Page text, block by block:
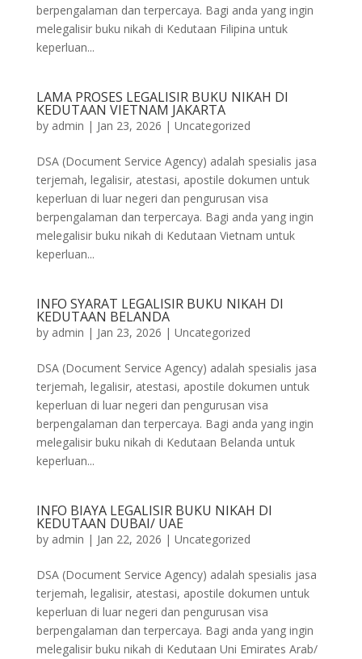
berpengalaman dan terpercaya. Bagi anda yang ingin
melegalisir buku nikah di Kedutaan Filipina untuk
keperluan...
LAMA PROSES LEGALISIR BUKU NIKAH DI
KEDUTAAN VIETNAM JAKARTA
by admin | Jan 23, 2026 | Uncategorized
DSA (Document Service Agency) adalah spesialis jasa
terjemah, legalisir, atestasi, apostile dokumen untuk
keperluan di luar negeri dan pengurusan visa
berpengalaman dan terpercaya. Bagi anda yang ingin
melegalisir buku nikah di Kedutaan Vietnam untuk
keperluan...
INFO SYARAT LEGALISIR BUKU NIKAH DI
KEDUTAAN BELANDA
by admin | Jan 23, 2026 | Uncategorized
DSA (Document Service Agency) adalah spesialis jasa
terjemah, legalisir, atestasi, apostile dokumen untuk
keperluan di luar negeri dan pengurusan visa
berpengalaman dan terpercaya. Bagi anda yang ingin
melegalisir buku nikah di Kedutaan Belanda untuk
keperluan...
INFO BIAYA LEGALISIR BUKU NIKAH DI
KEDUTAAN DUBAI/ UAE
by admin | Jan 22, 2026 | Uncategorized
DSA (Document Service Agency) adalah spesialis jasa
terjemah, legalisir, atestasi, apostile dokumen untuk
keperluan di luar negeri dan pengurusan visa
berpengalaman dan terpercaya. Bagi anda yang ingin
melegalisir buku nikah di Kedutaan Uni Emirates Arab/